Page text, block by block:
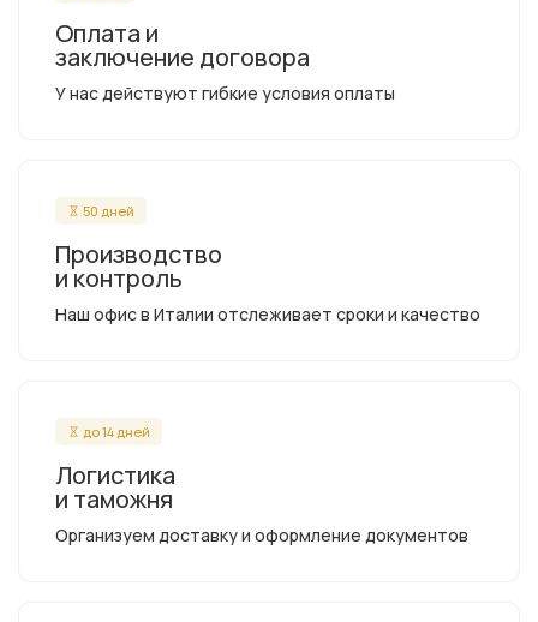
Оплата и
заключение договора
У нас действуют гибкие условия оплаты
50 дней
Производство
и контроль
Наш офис в Италии отслеживает сроки и качество
до 14 дней
Логистика
и таможня
Организуем доставку и оформление документов